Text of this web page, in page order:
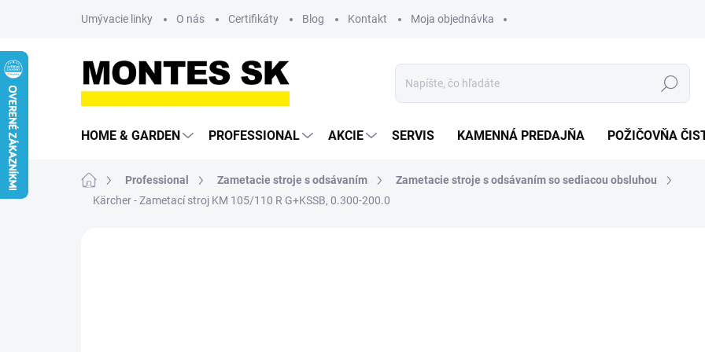
Umývacie linky O nás Certifikáty Blog Kontakt Moja objednávka
Hľadať
HOME & GARDEN PROFESSIONAL AKCIE SERVIS KAMENNÁ PREDAJŇA POŽIČOVŇA
DomovProfessional Zametacie stroje s odsávaním
Zametacie stroje s odsávaním so sediacou obsluhou
Kärcher - Zametací stroj KM 105/110 R G+KSSB, 0.300-200.0